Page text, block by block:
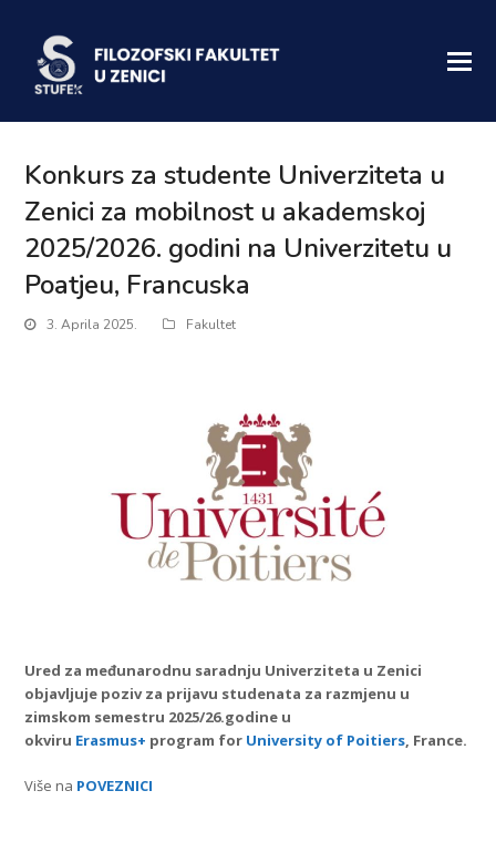
Konkurs za studente Univerziteta u
Zenici za mobilnost u akademskoj
2025/2026. godini na Univerzitetu u
Poatjeu, Francuska
3. Aprila 2025. Fakultet
Ured za međunarodnu saradnju Univerziteta u Zenici
objavljuje poziv za prijavu studenata za razmjenu u
zimskom semestru 2025/26.godine u
okviru Erasmus+ program for University of Poitiers, France.
Više na POVEZNICI